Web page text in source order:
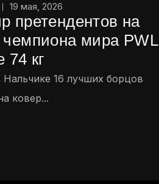
19 мая, 2026
претендентов на
чемпиона мира PWL
74 кг
16 лучших борцов
ковер...